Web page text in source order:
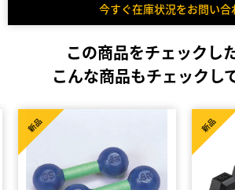
今すぐ在庫状況をお問い合
この商品をチェックし
こんな商品もチェックし
新品 新品